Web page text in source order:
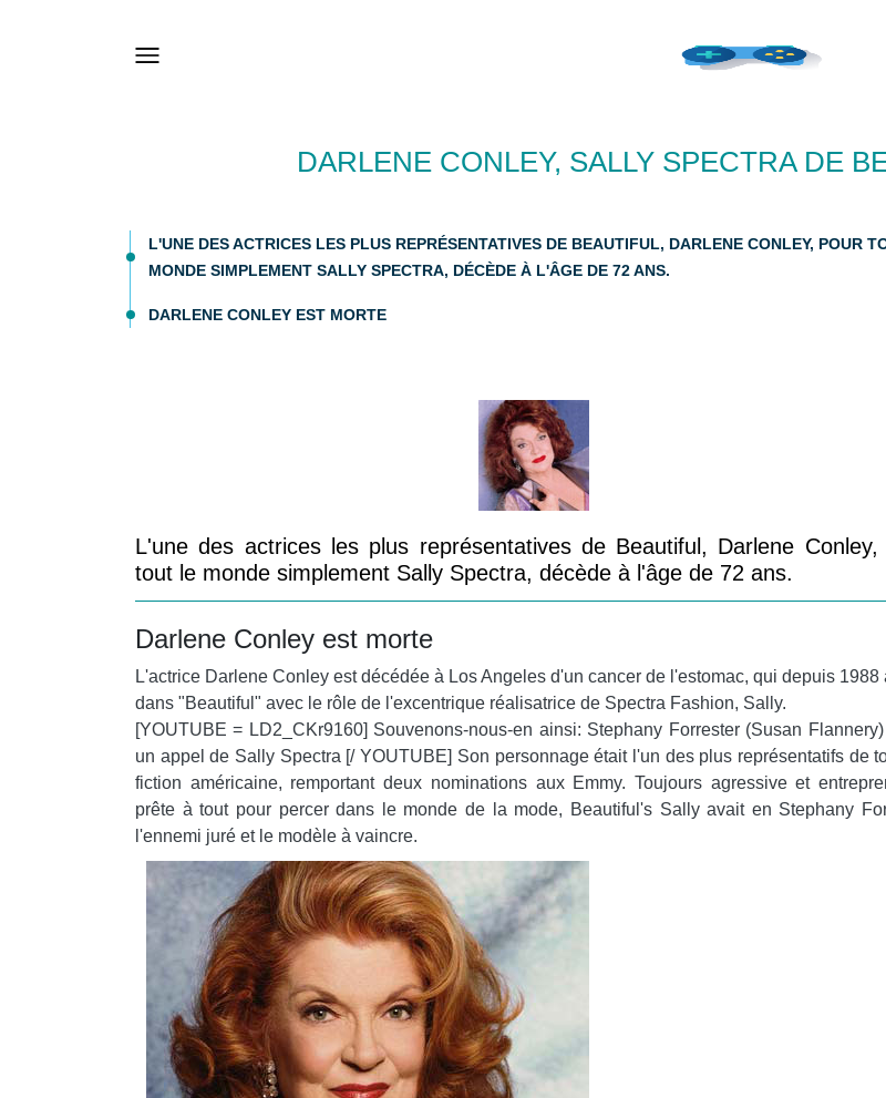
DARLENE CONLEY, SALLY SPECTRA DE
L'UNE DES ACTRICES LES PLUS REPRÉSENTATIVES DE BEAUTIFUL, DARLENE CONLEY, POUR
MONDE SIMPLEMENT SALLY SPECTRA, DÉCÈDE À L'ÂGE DE 72 ANS.
DARLENE CONLEY EST MORTE
L'une des actrices les plus représentatives de Beautiful, Darlene Conley,
tout le monde simplement Sally Spectra, décède à l'âge de 72 ans.
Darlene Conley est morte
L'actrice Darlene Conley est décédée à Los Angeles d'un cancer de l'estomac, qui depuis 1988
dans "Beautiful" avec le rôle de l'excentrique réalisatrice de Spectra Fashion, Sally.
[YOUTUBE = LD2_CKr9160] Souvenons-nous-en ainsi: Stephany Forrester (Susan
un appel de Sally Spectra [/ YOUTUBE] Son personnage était l'un des plus représentatifs de
fiction américaine, remportant deux nominations aux Emmy. Toujours agressive et
prête à tout pour percer dans le monde de la mode, Beautiful's Sally avait en Stephany
l'ennemi juré et le modèle à vaincre.